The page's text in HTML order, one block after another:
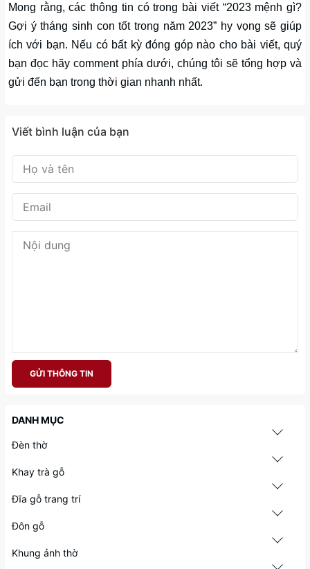
Mong rằng, các thông tin có trong bài viết “2023 mệnh gì?
Gợi ý tháng sinh con tốt trong năm 2023” hy vọng sẽ giúp
ích với bạn. Nếu có bất kỳ đóng góp nào cho bài viết, quý
bạn đọc hãy comment phía dưới, chúng tôi sẽ tổng hợp và
gửi đến bạn trong thời gian nhanh nhất.
Viết bình luận của bạn
GỬI THÔNG TIN
DANH MỤC
Đèn thờ
Khay trà gỗ
Đĩa gỗ trang trí
Đôn gỗ
Khung ảnh thờ